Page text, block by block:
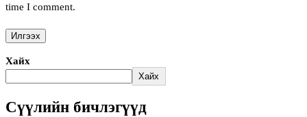
time I comment.
Хайх
Хайх
Сүүлийн бичлэгүүд